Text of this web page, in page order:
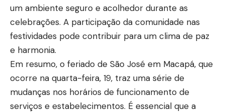
um ambiente seguro e acolhedor durante as
celebrações. A participação da comunidade nas
festividades pode contribuir para um clima de paz
e harmonia.
Em resumo, o feriado de São José em Macapá, que
ocorre na quarta-feira, 19, traz uma série de
mudanças nos horários de funcionamento de
serviços e estabelecimentos. É essencial que a